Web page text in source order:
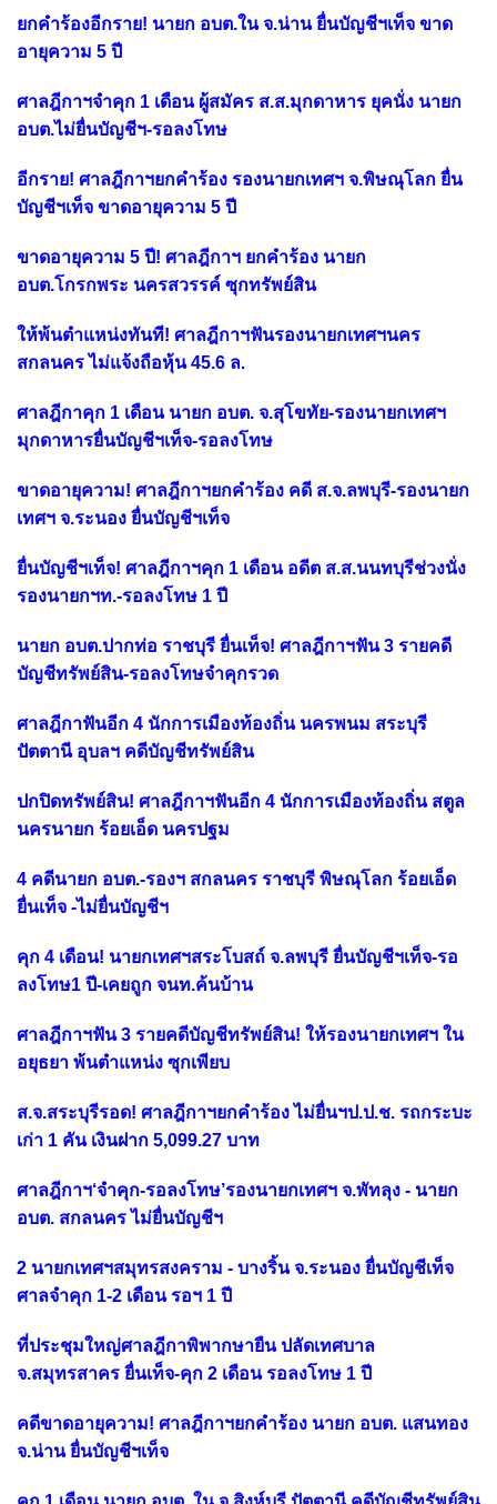
ยกคำร้องอีกราย! นายก อบต.ใน จ.น่าน ยื่นบัญชีฯเท็จ ขาด
อายุความ 5 ปี
ศาลฎีกาฯจำคุก 1 เดือน ผู้สมัคร ส.ส.มุกดาหาร ยุคนั่ง นายก
อบต.ไม่ยื่นบัญชีฯ-รอลงโทษ
อีกราย! ศาลฎีกาฯยกคำร้อง รองนายกเทศฯ จ.พิษณุโลก ยื่น
บัญชีฯเท็จ ขาดอายุความ 5 ปี
ขาดอายุความ 5 ปี! ศาลฎีกาฯ ยกคำร้อง นายก
อบต.โกรกพระ นครสวรรค์ ซุกทรัพย์สิน
ให้พ้นตำแหน่งทันที! ศาลฎีกาฯฟันรองนายกเทศฯนคร
สกลนคร ไม่แจ้งถือหุ้น 45.6 ล.
ศาลฎีกาคุก 1 เดือน นายก อบต. จ.สุโขทัย-รองนายกเทศฯ
มุกดาหารยื่นบัญชีฯเท็จ-รอลงโทษ
ขาดอายุความ! ศาลฎีกาฯยกคำร้อง คดี ส.จ.ลพบุรี-รองนายก
เทศฯ จ.ระนอง ยื่นบัญชีฯเท็จ
ยื่นบัญชีฯเท็จ! ศาลฎีกาฯคุก 1 เดือน อดีต ส.ส.นนทบุรีช่วงนั่ง
รองนายกฯท.-รอลงโทษ 1 ปี
นายก อบต.ปากท่อ ราชบุรี ยื่นเท็จ! ศาลฎีกาฯฟัน 3 รายคดี
บัญชีทรัพย์สิน-รอลงโทษจำคุกรวด
ศาลฎีกาฟันอีก 4 นักการเมืองท้องถิ่น นครพนม สระบุรี
ปัตตานี อุบลฯ คดีบัญชีทรัพย์สิน
ปกปิดทรัพย์สิน! ศาลฎีกาฯฟันอีก 4 นักการเมืองท้องถิ่น สตูล
นครนายก ร้อยเอ็ด นครปฐม
4 คดีนายก อบต.-รองฯ สกลนคร ราชบุรี พิษณุโลก ร้อยเอ็ด
ยื่นเท็จ -ไม่ยื่นบัญชีฯ
คุก 4 เดือน! นายกเทศฯสระโบสถ์ จ.ลพบุรี ยื่นบัญชีฯเท็จ-รอ
ลงโทษ1 ปี-เคยถูก จนท.ค้นบ้าน
ศาลฎีกาฯฟัน 3 รายคดีบัญชีทรัพย์สิน! ให้รองนายกเทศฯ ใน
อยุธยา พ้นตำแหน่ง ซุกเพียบ
ส.จ.สระบุรีรอด! ศาลฎีกาฯยกคำร้อง ไม่ยื่นฯป.ป.ช. รถกระบะ
เก่า 1 คัน เงินฝาก 5,099.27 บาท
ศาลฎีกาฯ‘จำคุก-รอลงโทษ’รองนายกเทศฯ จ.พัทลุง - นายก
อบต. สกลนคร ไม่ยื่นบัญชีฯ
2 นายกเทศฯสมุทรสงคราม - บางริ้น จ.ระนอง ยื่นบัญชีเท็จ
ศาลจำคุก 1-2 เดือน รอฯ 1 ปี
ที่ประชุมใหญ่ศาลฎีกาพิพากษายืน ปลัดเทศบาล
จ.สมุทรสาคร ยื่นเท็จ-คุก 2 เดือน รอลงโทษ 1 ปี
คดีขาดอายุความ! ศาลฎีกาฯยกคำร้อง นายก อบต. แสนทอง
จ.น่าน ยื่นบัญชีฯเท็จ